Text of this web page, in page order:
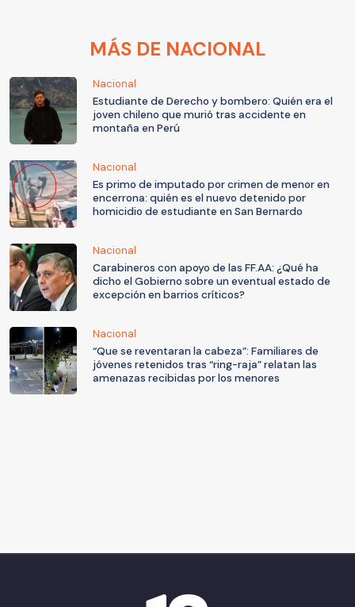
MÁS DE NACIONAL
Nacional
Estudiante de Derecho y bombero: Quién era el
joven chileno que murió tras accidente en
montaña en Perú
Nacional
Es primo de imputado por crimen de menor en
encerrona: quién es el nuevo detenido por
homicidio de estudiante en San Bernardo
Nacional
Carabineros con apoyo de las FF.AA: ¿Qué ha
dicho el Gobierno sobre un eventual estado de
excepción en barrios críticos?
Nacional
“Que se reventaran la cabeza”: Familiares de
jóvenes retenidos tras “ring-raja” relatan las
amenazas recibidas por los menores